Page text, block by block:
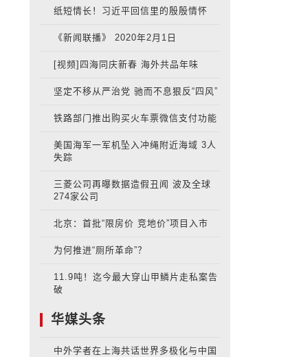
纸短情长！习近平回信里的殷殷情怀
《新闻联播》 2020年2月1日
[视频]四海同庆新春 海外共品年味
坚定不移从严治党 驰而不息狠反“四风”
铁路部门推出购买火车票微信支付功能
美国海军一军机坠入冲绳附近海域 3人
失踪
三菱公司再曝数据造假丑闻 波及全球
274家公司
北京：首批“限房价 竞地价”项目入市
为何推进“厕所革命”？
11.9吨！迄今最大穿山甲鳞片走私案告
破
华媒头条
中外学者在上海共话世界多极化与中国